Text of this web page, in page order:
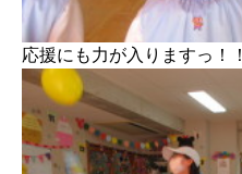
応援にも力が入りますっ！！